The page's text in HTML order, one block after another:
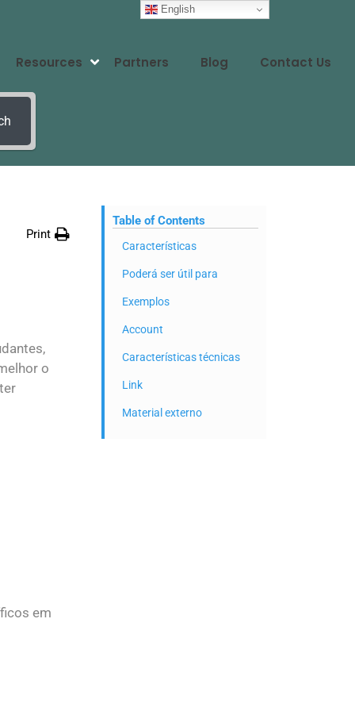
Resources Partners Blog Contact Us
Print
o
em
Table of Contents
Características
Poderá ser útil para
Exemplos
Account
Características técnicas
Link
Material externo
English